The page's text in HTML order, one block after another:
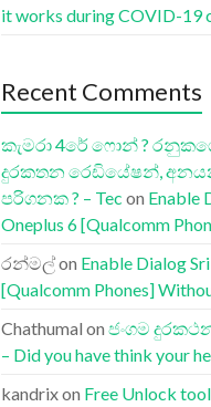
it works during COVID-19
Recent Comments
කැමරා 4රේ ෆොන් ?
දුරකතන රෙඩියේෂන්,
පරිගනක ? – Tec on Enable
Oneplus 6 [Qualcomm
රන්මල්on Enable Dialog
[Qualcomm Phones]
Chathumal on ජංගම
– Did you have think your
kandrixon Free Unlock